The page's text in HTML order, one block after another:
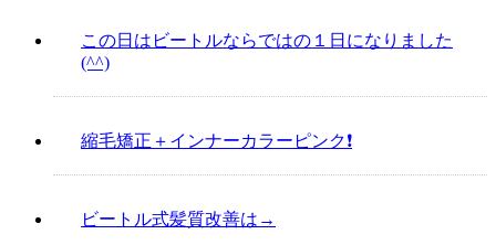
この日はビートルならではの１日になりました
(^^)
縮毛矯正＋インナーカラーピンク❗️
ビートル式髪質改善は→